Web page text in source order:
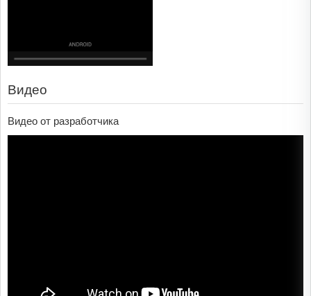
Видео
Видео от разработчика